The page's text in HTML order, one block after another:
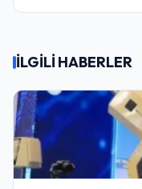
İLGİLİ HABERLER